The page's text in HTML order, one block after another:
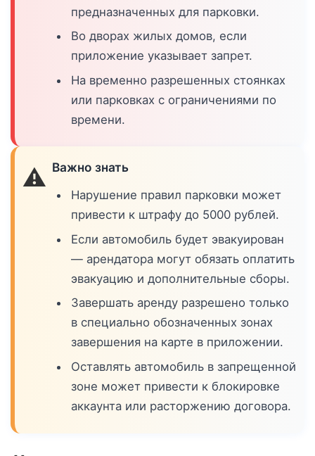
предназначенных для парковки.
Во дворах жилых домов, если
приложение указывает запрет.
На временно разрешенных стоянках
или парковках с ограничениями по
времени.
⚠️ Важно знать
Нарушение правил парковки может
привести к штрафу до 5000 рублей.
Если автомобиль будет эвакуирован
— арендатора могут обязать оплатить
эвакуацию и дополнительные сборы.
Завершать аренду разрешено только
в специально обозначенных зонах
завершения на карте в приложении.
Оставлять автомобиль в запрещенной
зоне может привести к блокировке
аккаунта или расторжению договора.